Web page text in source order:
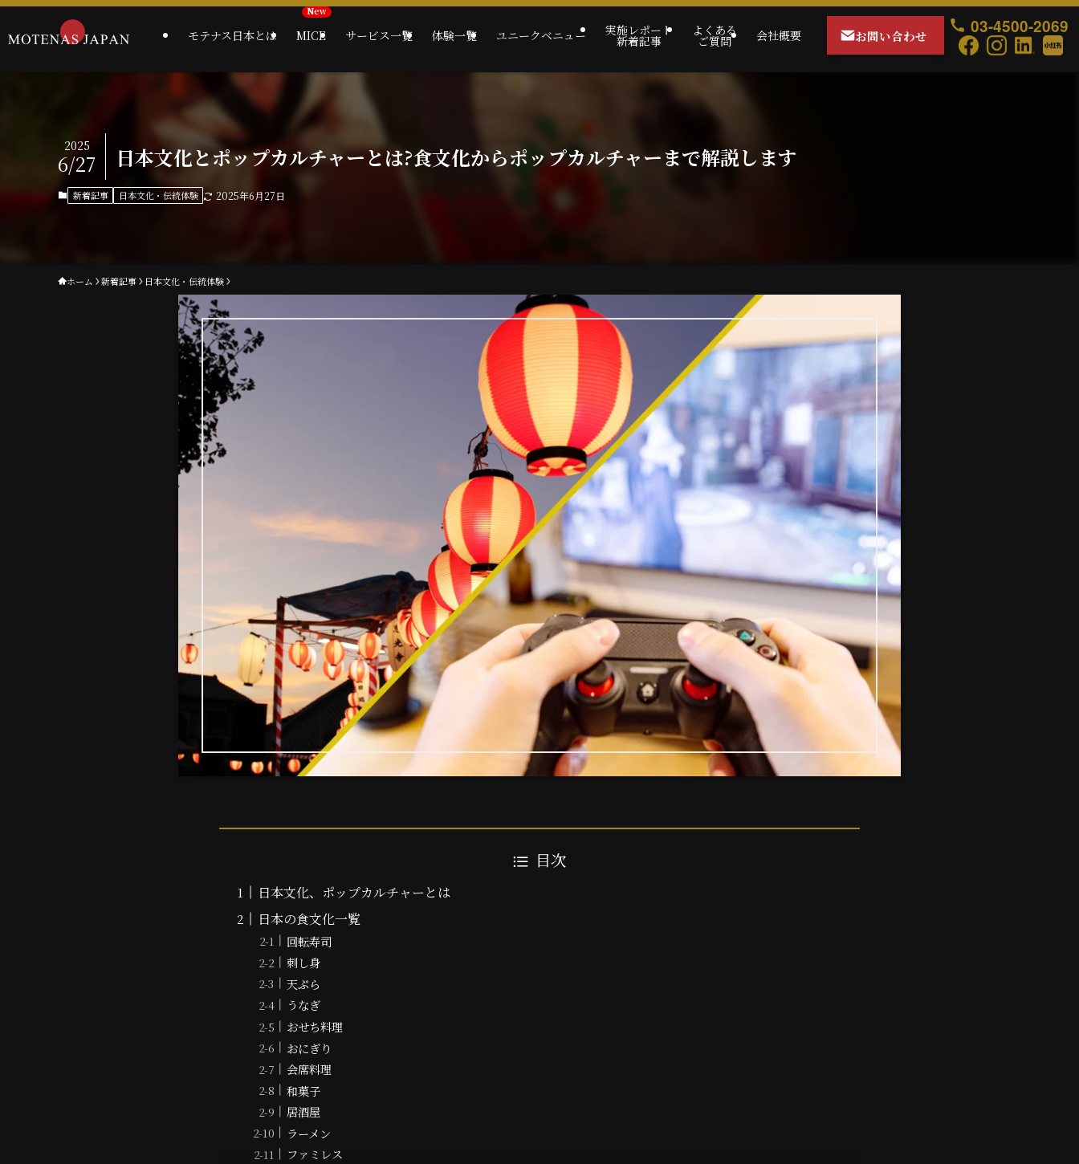
モテナス日本とは MICE サービス一覧 体験一覧 ユニークベニュー 実施レポート
新着記事
よくある
ご質問 会社概要 お問い合わせ 03-4500-2069
日本文化とポップカルチャーとは?食文化からポップカルチャーまで解説します
2025
6/27
新着記事 日本文化・伝統体験 2025年6月27日
ホーム 新着記事 日本文化・伝統体験
目次
日本文化、ポップカルチャーとは
日本の食文化一覧
回転寿司
刺し身
天ぷら
うなぎ
おせち料理
おにぎり
会席料理
和菓子
居酒屋
ラーメン
ファミレス